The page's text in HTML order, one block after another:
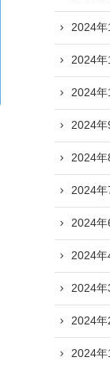
2024年
2024年
2024年
2024年
2024年
2024年
2024年
2024年
2024年
2024年
2024年